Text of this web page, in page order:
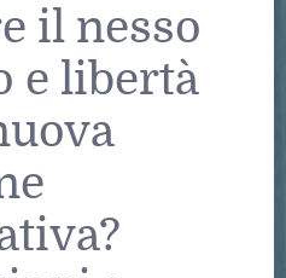
il nesso
e libertà